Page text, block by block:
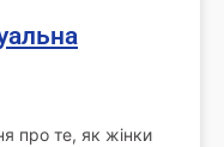
про те, як жінки